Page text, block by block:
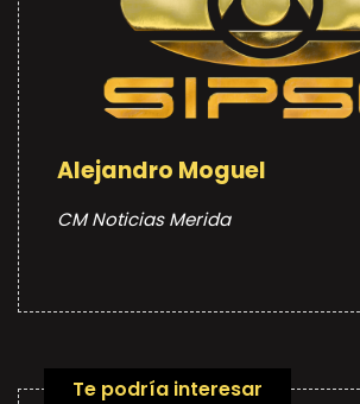
Alejandro Moguel
CM Noticias Merida
Te podría interesar